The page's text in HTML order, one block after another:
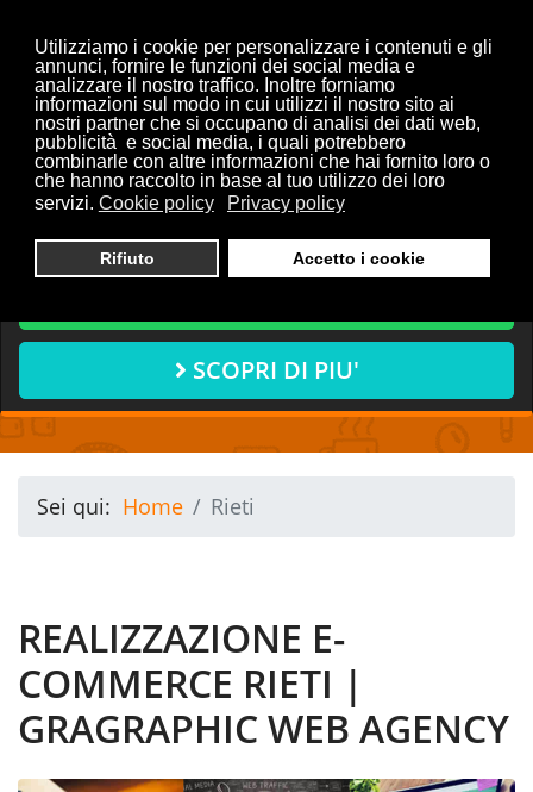
Utilizziamo i cookie per personalizzare i contenuti e gli
annunci, fornire le funzioni dei social media e
analizzare il nostro traffico. Inoltre forniamo
informazioni sul modo in cui utilizzi il nostro sito ai
nostri partner che si occupano di analisi dei dati web,
pubblicità e social media, i quali potrebbero
combinarle con altre informazioni che hai fornito loro o
che hanno raccolto in base al tuo utilizzo dei loro
servizi. Cookie policy Privacy policy
Rifiuto Accetto i cookie
Vuoi discutere con noi del
tuo progetto?
CONTATTACI ORA
SCOPRI DI PIU'
Sei qui: Home Rieti
REALIZZAZIONE E-
COMMERCE RIETI |
GRAGRAPHIC WEB AGENCY